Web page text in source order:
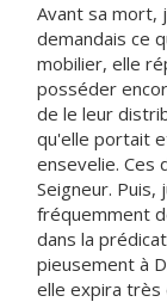
Avant sa mort,
demandais ce
mobilier, elle
posséder
de le leur
qu'elle portait
ensevelie. Ces
Seigneur.
fréquemment
dans la
pieusement à
elle expira très